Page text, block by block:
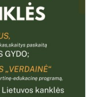
''KODAS:
LIETUVOS MOKYKLA-
LIETUVOS MOKYKLA-